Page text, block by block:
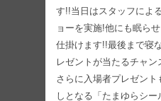
す!!当日はスタッフによ
ョーを実施!他にも眠ら
仕掛けます!!最後まで寝
レゼントが当たるチャン
さらに入場者プレゼント
しとなる「たまゆらシー